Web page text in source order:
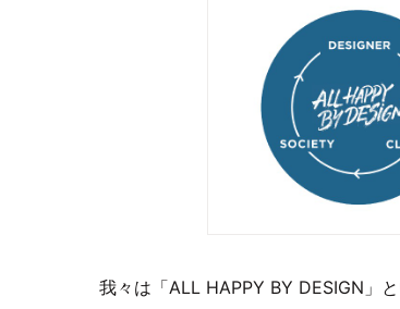
我々は「ALL HAPPY BY DESIGN」